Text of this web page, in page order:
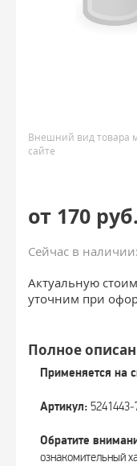
Внешний вид товара
сайте
от 170
Сейчас в наличии:
Актуальную
уточним при
Полное
Применяется на
Артикул:
Обратите
ознакомительный